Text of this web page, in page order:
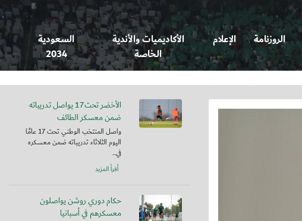
الروزنامة الإعلام
الأكاديميات والأندية
الخاصة
السعودية
2034
الأخضر تحت17 يواصل تدريباته
ضمن معسكر الطائف
واصل المنتخب الوطني تحت 17 عامًا
اليوم الثلاثاء تدريباته ضمن معسكره
في...
أقرأ المزيد
حكام دوري روشن يواصلون
معسكرهم في أسبانيا